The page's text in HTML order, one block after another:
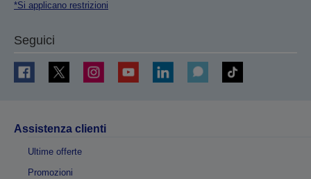
*Si applicano restrizioni
Seguici
Assistenza clienti
Ultime offerte
Promozioni